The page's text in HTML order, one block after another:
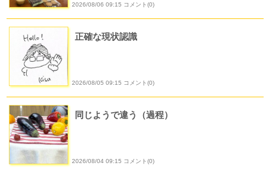
2026/08/06 09:15 コメント(0)
正確な現状認識
2026/08/05 09:15 コメント(0)
同じようで違う（過程）
2026/08/04 09:15 コメント(0)